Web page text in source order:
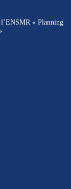
l’ENSMR « Planning